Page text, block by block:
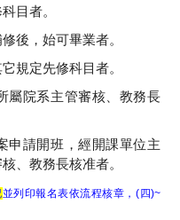
目者。
後，始可畢業者。
規定先修科目者。
屬院系主管審核、教務長
申請開班，經開課單位主
、教務長核准者。
並列印報名表依流程核章，( 四)~